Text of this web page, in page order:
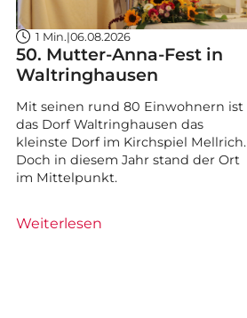
1 Min.|06.08.2026
50. Mutter-Anna-Fest in
Waltringhausen
Mit seinen rund 80 Einwohnern ist
das Dorf Waltringhausen das
kleinste Dorf im Kirchspiel Mellrich.
Doch in diesem Jahr stand der Ort
im Mittelpunkt.
Weiterlesen